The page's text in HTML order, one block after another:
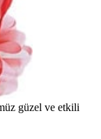
güzel ve etkili